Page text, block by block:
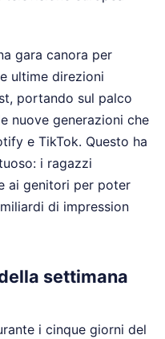
gara canora per
ultime direzioni
portando sul palco
nuove generazioni che
e TikTok. Questo ha
i ragazzi
ai genitori per poter
di impression
settimana
i cinque giorni del